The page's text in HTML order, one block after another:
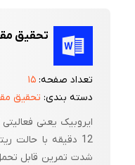
تحقیق
تعداد صفحه:۱۵
دسته بندی: تحقیق
ایروبیک یعنی
12 دقیقه با
شدت تمرین قابل